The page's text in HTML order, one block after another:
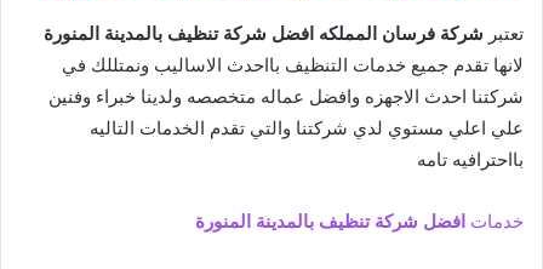
تعتبر شركة فرسان المملكه افضل شركة تنظيف بالمدينة المنورة
لانها تقدم جميع خدمات التنظيف بااحدث الاساليب ونمتللك في
شركتنا احدث الاجهزه وافضل عماله متخصصه ولدينا خبراء وفنين
علي اعلي مستوي لدي شركتنا والتي تقدم الخدمات التاليه
بااحترافيه تامه
خدمات افضل شركة تنظيف بالمدينة المنورة